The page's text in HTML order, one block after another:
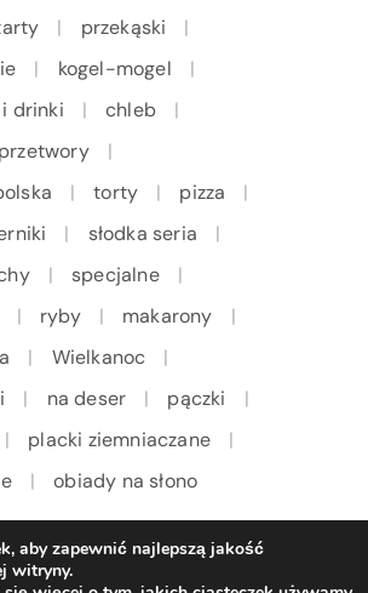
przekąski
kogel-mogel
drinki
chleb
przetwory
torty
pizza
słodka seria
specjalne
ryby
makarony
Wielkanoc
na deser
pączki
placki ziemniaczane
obiady na słono
aby zapewnić najlepszą jakość
witryny.